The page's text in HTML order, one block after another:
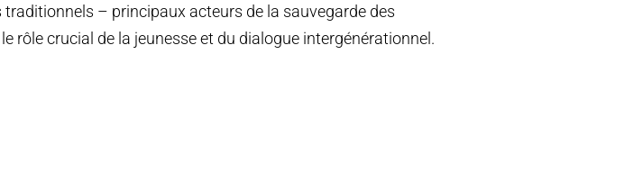
– principaux acteurs de la sauvegarde des
rôle crucial de la jeunesse et du dialogue intergénérationnel.